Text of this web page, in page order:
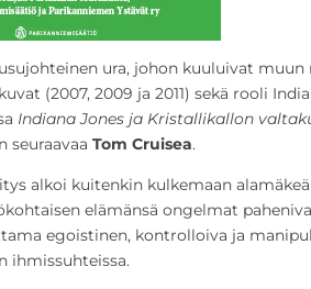
ura, johon kuuluivat muun
(2007, 2009 ja 2011) sekä rooli
Indiana Jones ja Kristallikallon
seuraavaa Tom Cruisea.
alkoi kuitenkin kulkemaan
elämänsä ongelmat
egoistinen, kontrolloiva ja
ihmissuhteissa.